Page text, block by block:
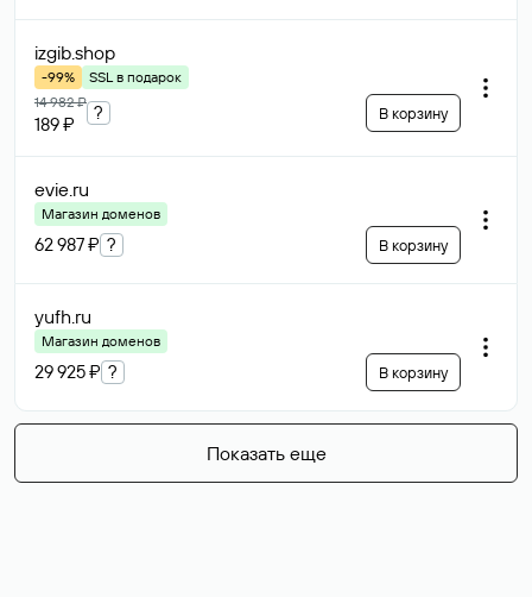
izgib.shop
-99%
SSL в подарок
14 982 ₽
189 ₽
? В корзину
evie.ru
Магазин доменов
62 987 ₽ ? В корзину
yufh.ru
Магазин доменов
29 925 ₽ ? В корзину
Показать еще